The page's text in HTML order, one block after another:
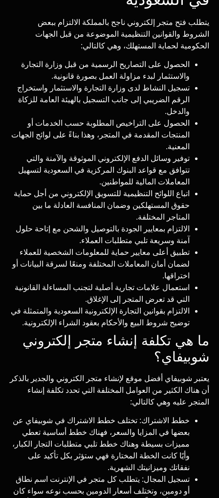
يتطلب فتح متجر إلكتروني ناجح بالمملكة الالتزام ببعض
الشروط والقوانين التنظيمية الموضوعة من قبل الجهات
الحكومية لحماية المستهلك، وهي كالتالي:
الحصول على التصاريح الرسمية من قبل وزارة التجارة
والاستثمار لبدء مزاولة العمل بصورة قانونية.
تسجيل النشاط لدى وزارة التجارة والاستثمار واستخراج
الرقم الضريبي إلى جانب التسجيل بالهيئة العامة للزكاة
والدخل.
الحصول على التراخيص المطلوبة حسب الخدمات أو
المنتجات المقدمة في المتجر، وهذا بناءً على لوائح الجهات
المعنية.
توفير وسائل الدفع الإلكتروني الموثوقة والآمنة والتي
تتوافق مع قواعد البنوك المركزية في السعودية لتسهيل
المعاملات المالية للمواطنين.
اتباع اللوائح التنظيمية للتسويق الإلكتروني من أجل حماية
حقوق المستهلكين وضمان المنافسة العادلة ما بين
المتاجر المختلفة.
الالتزام بمعايير الجودة بالتوصيل والشحن مع إتاحة حلول
آمنة وسريعة تلبي متطلبات العملاء.
تطبيق أعلى معايير حماية للمعلومات الشخصية للعملاء
لضمان أمان المعاملات المختلفة ومنعًا لسرقة البيانات أو
اختراقها.
استعمال علامات تجارية أصلية لتجنب المساءلة القانونية
التي قد تعرض المتجر إلى الإغلاق.
الالتزام بقوانين التجارة الإلكترونية السعودية والمتمثلة في
توضيح شروط البيع والأحكام بعقود الشراء الإلكترونية.
ما هي تكلفة إنشاء متجر إلكتروني
شوبيفاي؟
يعتبر شوبيفاي أفضل موقع لإنشاء متجر الكتروني والجدير بالذكر
أن هناك الكثير من العوامل المختلفة التي تحدد تكلفة إنشاء
المتجر عليه وهي كالتالي:
خطط الاشتراك: تختلف خطط الاشتراك في شوبيفاي عن
بعضها في المزايا والسعر، فهناك خطط أساسية تعطي
مميزات بسيطة وهناك خطط تلبي متطلبات التجار الكبار،
وأيًا كانت الخطة المختارة فهي ستؤثر بكل تأكيد على
نفقاتك وميزانيتك الشهرية.
تسجيل المجال: يتطلب كل متجر في الإنترنت اسم نطاق
أو دومين، وتختلف أسعار الدومين بحسب نوعه سواء كان